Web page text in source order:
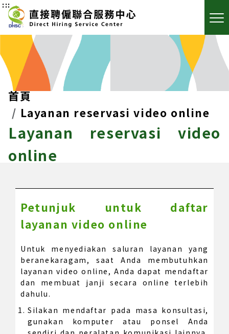
:::
首頁
Layanan reservasi video online
Layanan reservasi video
online
Petunjuk untuk daftar
layanan video online
Untuk menyediakan saluran layanan yang
beranekaragam, saat Anda membutuhkan
layanan video online, Anda dapat mendaftar
dan membuat janji secara online terlebih
dahulu.
Silakan mendaftar pada masa konsultasi,
gunakan komputer atau ponsel Anda